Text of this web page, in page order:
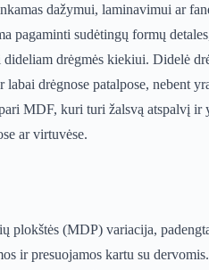
dažymui, laminavimui ar
pagaminti sudėtingų formų
drėgmės kiekiui. Didelė
drėgnose patalpose, nebent
MDF, kuri turi žalsvą atspalvį ir
ar virtuvėse.
(MDP) variacija,
ir presuojamos kartu su